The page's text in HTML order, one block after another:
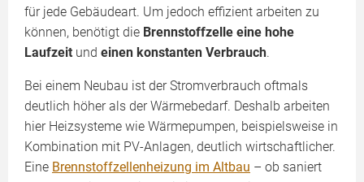
für jede Gebäudeart. Um jedoch effizient arbeiten zu
können, benötigt die Brennstoffzelle eine hohe
Laufzeit und einen konstanten Verbrauch.
Bei einem Neubau ist der Stromverbrauch oftmals
deutlich höher als der Wärmebedarf. Deshalb arbeiten
hier Heizsysteme wie Wärmepumpen, beispielsweise in
Kombination mit PV-Anlagen, deutlich wirtschaftlicher.
Eine Brennstoffzellenheizung im Altbau – ob saniert